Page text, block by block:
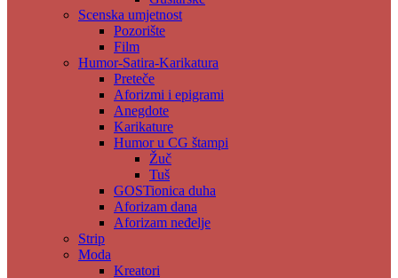
Scenska umjetnost
Pozorište
Film
Humor-Satira-Karikatura
Preteče
Aforizmi i epigrami
Anegdote
Karikature
Humor u CG štampi
Žuč
Tuš
GOSTionica duha
Aforizam dana
Aforizam neđelje
Strip
Moda
Kreatori